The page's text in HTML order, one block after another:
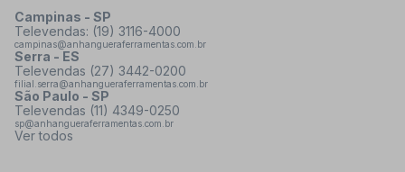
Campinas - SP
Televendas: (19) 3116-4000
campinas@anhangueraferramentas.com.br
Serra - ES
Televendas (27) 3442-0200
filial.serra@anhangueraferramentas.com.br
São Paulo - SP
Televendas (11) 4349-0250
sp@anhangueraferramentas.com.br
Ver todos